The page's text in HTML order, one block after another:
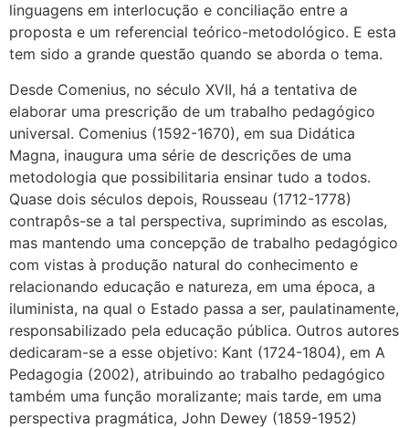
linguagens em interlocução e conciliação entre a
proposta e um referencial teórico-metodológico. E esta
tem sido a grande questão quando se aborda o tema.
Desde Comenius, no século XVII, há a tentativa de
elaborar uma prescrição de um trabalho pedagógico
universal. Comenius (1592-1670), em sua Didática
Magna, inaugura uma série de descrições de uma
metodologia que possibilitaria ensinar tudo a todos.
Quase dois séculos depois, Rousseau (1712-1778)
contrapôs-se a tal perspectiva, suprimindo as escolas,
mas mantendo uma concepção de trabalho pedagógico
com vistas à produção natural do conhecimento e
relacionando educação e natureza, em uma época, a
iluminista, na qual o Estado passa a ser, paulatinamente,
responsabilizado pela educação pública. Outros autores
dedicaram-se a esse objetivo: Kant (1724-1804), em A
Pedagogia (2002), atribuindo ao trabalho pedagógico
também uma função moralizante; mais tarde, em uma
perspectiva pragmática, John Dewey (1859-1952)